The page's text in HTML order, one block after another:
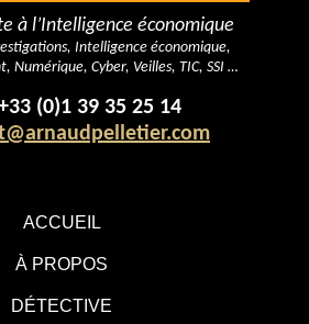
ACCUEIL
À PROPOS
DÉTECTIVE
à l’Intelligence économique
Intelligence économique,
Numérique, Cyber, Veilles, TIC, SSI …
(0)1 39 35 25 14